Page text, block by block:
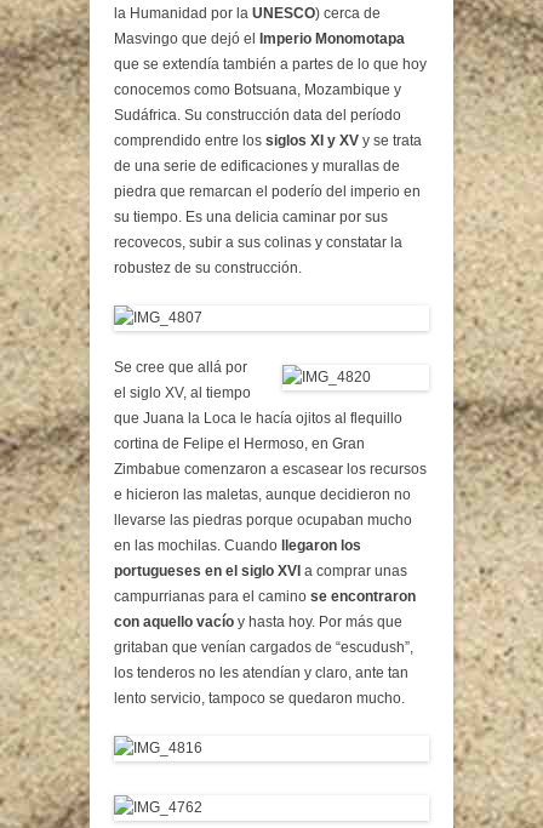
la Humanidad por la UNESCO) cerca de
Masvingo que dejó el
Imperio Monomotapa
que se extendía también a partes de lo que hoy
conocemos como Botsuana, Mozambique y
Sudáfrica. Su construcción data del período
comprendido entre los siglos XI y XV y se trata
de una serie de edificaciones y murallas de
piedra que remarcan el poderío del imperio en
su tiempo. Es una delicia caminar por sus
recovecos, subir a sus colinas y constatar la
robustez de su construcción.
Se cree que allá por
el siglo XV, al tiempo
que Juana la Loca le hacía ojitos al flequillo
cortina de Felipe el Hermoso, en Gran
Zimbabue comenzaron a escasear los recursos
e hicieron las maletas, aunque decidieron no
llevarse las piedras porque ocupaban mucho
en las mochilas. Cuando
llegaron los
portugueses en el siglo XVI a comprar unas
campurrianas para el camino se encontraron
con aquello vacío y hasta hoy. Por más que
gritaban que venían cargados de “escudush”,
los tenderos no les atendían y claro, ante tan
lento servicio, tampoco se quedaron mucho.